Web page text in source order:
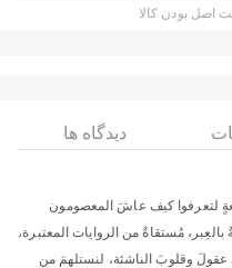
اصل بودن کالا
دیدگاه ها
لتعرفوا کیف عاشَ المعصومون
مُستقاةٌ من الروایات المعتبرة،
وقلوبَ الناشئة، لنستلهمَ من